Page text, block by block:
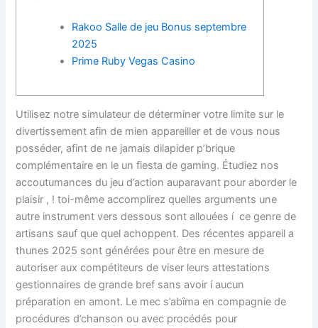
Rakoo Salle de jeu Bonus septembre
2025
Prime Ruby Vegas Casino
Utilisez notre simulateur de déterminer votre limite sur le
divertissement afin de mien appareiller et de vous nous
posséder, afint de ne jamais dilapider p’brique
complémentaire en le un fiesta de gaming. Étudiez nos
accoutumances du jeu d’action auparavant pour aborder le
plaisir , ! toi-même accomplirez quelles arguments une
autre instrument vers dessous sont allouées í ce genre de
artisans sauf que quel achoppent. Des récentes appareil a
thunes 2025 sont générées pour être en mesure de
autoriser aux compétiteurs de viser leurs attestations
gestionnaires de grande bref sans avoir í aucun
préparation en amont. Le mec s’abîma en compagnie de
procédures d’chanson ou avec procédés pour